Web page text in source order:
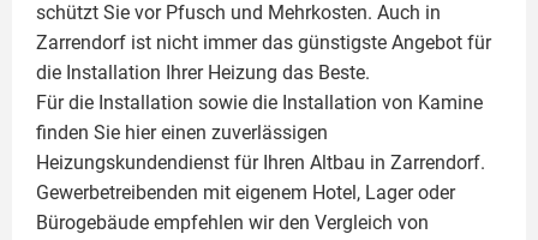
schützt Sie vor Pfusch und Mehrkosten. Auch in
Zarrendorf ist nicht immer das günstigste Angebot für
die Installation Ihrer Heizung das Beste.
Für die Installation sowie die Installation von Kamine
finden Sie hier einen zuverlässigen
Heizungskundendienst für Ihren Altbau in Zarrendorf.
Gewerbetreibenden mit eigenem Hotel, Lager oder
Bürogebäude empfehlen wir den Vergleich von